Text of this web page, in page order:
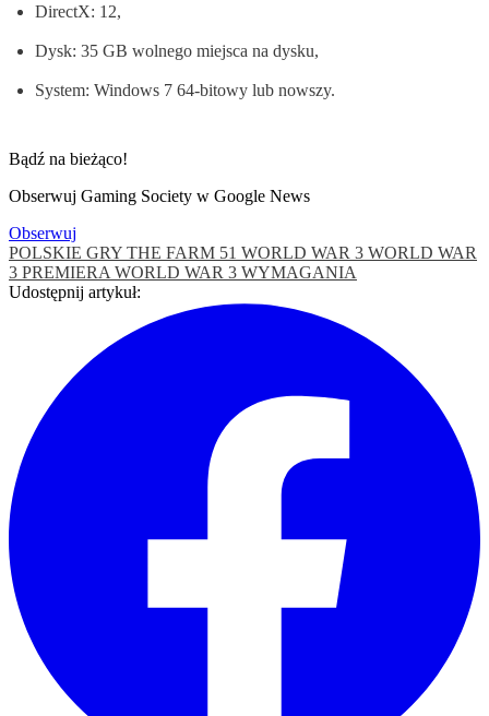
DirectX: 12,
Dysk: 35 GB wolnego miejsca na dysku,
System: Windows 7 64-bitowy lub nowszy.
Bądź na bieżąco!
Obserwuj Gaming Society w Google News
Obserwuj
POLSKIE GRY THE FARM 51 WORLD WAR 3 WORLD WAR
3 PREMIERA WORLD WAR 3 WYMAGANIA
Udostępnij artykuł: